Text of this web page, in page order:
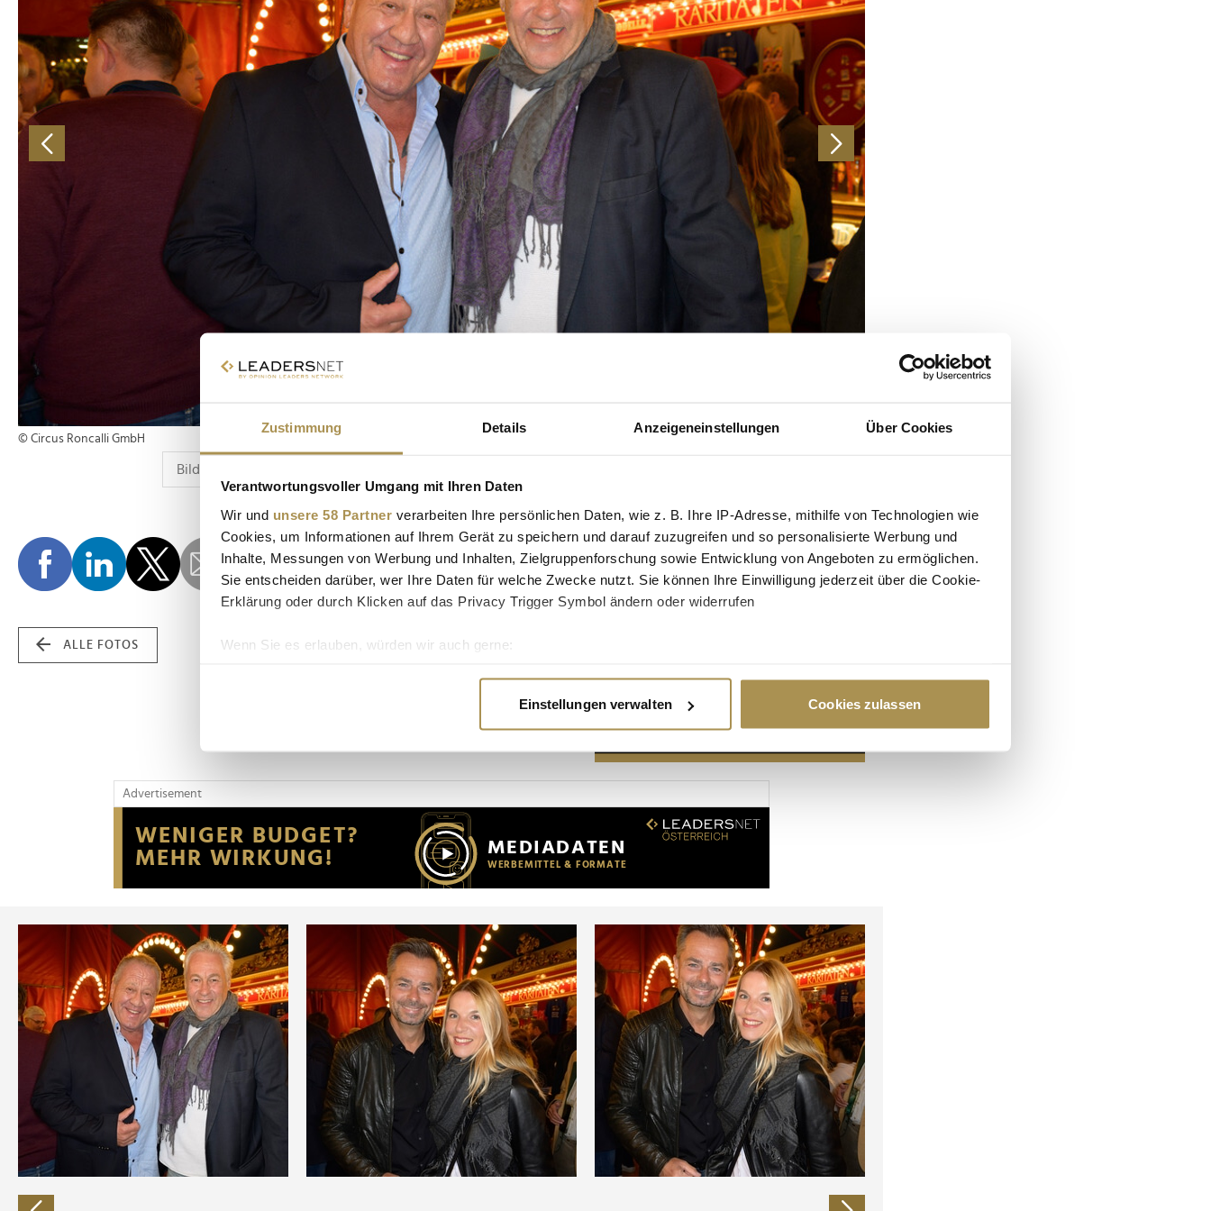
Zustimmung Details Anzeigeneinstellungen Über Cookies
Verantwortungsvoller Umgang mit Ihren Daten
Wir und unsere 58 Partner verarbeiten Ihre persönlichen Daten, wie z. B. Ihre IP-Adresse, mithilfe von Technologien wie
Cookies, um Informationen auf Ihrem Gerät zu speichern und darauf zuzugreifen und so personalisierte Werbung und
Inhalte, Messungen von Werbung und Inhalten, Zielgruppenforschung sowie Entwicklung von Angeboten zu ermöglichen.
Sie entscheiden darüber, wer Ihre Daten für welche Zwecke nutzt. Sie können Ihre Einwilligung jederzeit über die Cookie-
Erklärung oder durch Klicken auf das Privacy Trigger Symbol ändern oder widerrufen
Wenn Sie es erlauben, würden wir auch gerne:
Erfahren Sie mehr darüber, wie Ihre persönlichen Daten verarbeitet werden, und legen Sie Ihre Präferenzen im
Wir verwenden Cookies, um Inhalte und Anzeigen zu personalisieren, Funktionen für soziale Medien anbieten zu können
Website an unsere Partner für soziale Medien, Werbung und Analysen weiter. Unsere Partner führen diese Informationen
möglicherweise mit weiteren Daten zusammen, die Sie ihnen bereitgestellt haben oder die sie im Rahmen Ihrer Nutzung
der Dienste gesammelt haben.
Einstellungen verwalten Cookies zulassen
© Circus Roncalli GmbH
ALLE FOTOS
Advertisement
Advertisement